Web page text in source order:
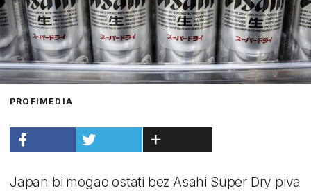
PROFIMEDIA
Japan bi mogao ostati bez Asahi Super Dry piva